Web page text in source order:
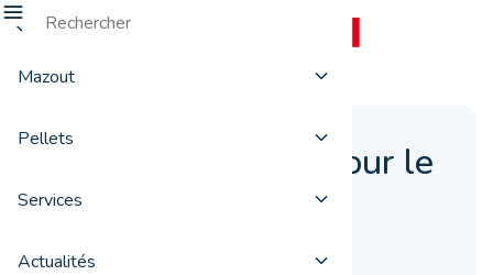
Mazout
Pellets
Services
Actualités
Quelle évolution pour le
prix du pellet ces
dernières années ?